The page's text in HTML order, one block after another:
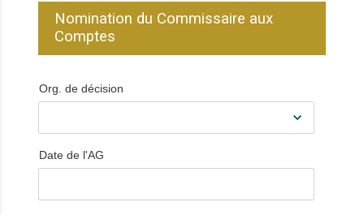
Nomination du Commissaire aux
Comptes
Org. de décision
Date de l'AG